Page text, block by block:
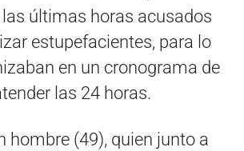
últimas horas acusados
estupefacientes, para lo
en un cronograma de
las 24 horas.
hombre (49), quien junto a